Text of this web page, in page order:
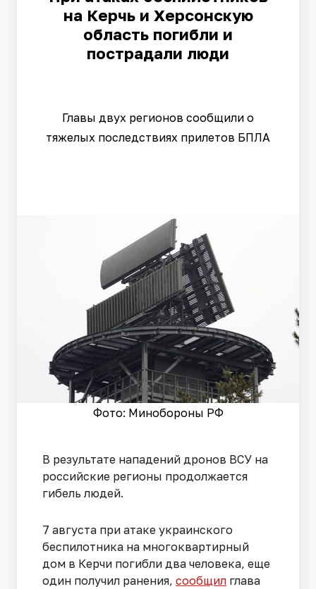
на Керчь и Херсонскую
область погибли и
пострадали люди
Главы двух регионов сообщили о
тяжелых последствиях прилетов БПЛА
Фото: Минобороны РФ
В результате нападений дронов ВСУ на
российские регионы продолжается
гибель людей.
7 августа при атаке украинского
беспилотника на многоквартирный
дом в Керчи погибли два человека, еще
один получил ранения, сообщил глава